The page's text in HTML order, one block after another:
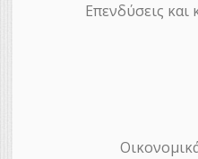
Επενδύσεις